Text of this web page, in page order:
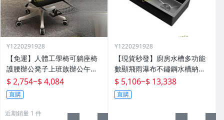
Y1220291928
【免運】人體工學椅可躺座椅
護腰辦公凳子上班族辦公午休
兩用椅尼龍休閒椅
$ 2,754~$ 4,084
直購
近期銷量 1 件
Y1220291928
【現貨秒發】廚房水槽多功能
數顯飛雨瀑布不鏽鋼水槽納米
大單槽
$ 5,106~$ 13,338
直購